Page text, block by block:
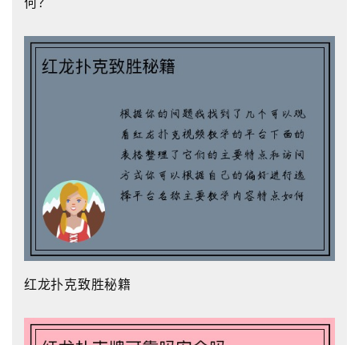
红龙扑克致胜秘籍